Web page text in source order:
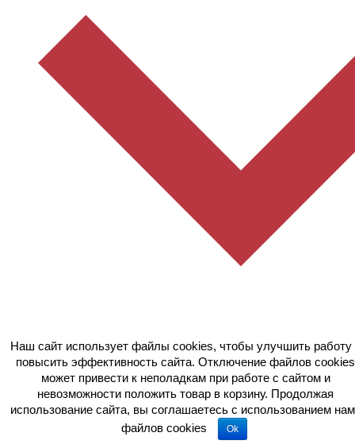
Самовывоз в г. Москва
Наш сайт использует файлы cookies, чтобы улучшить работу
повысить эффективность сайта. Отключение файлов cookies
может привести к неполадкам при работе с сайтом и
невозможности положить товар в корзину. Продолжая
использование сайта, вы соглашаетесь c использованием
файлов cookies
Ok